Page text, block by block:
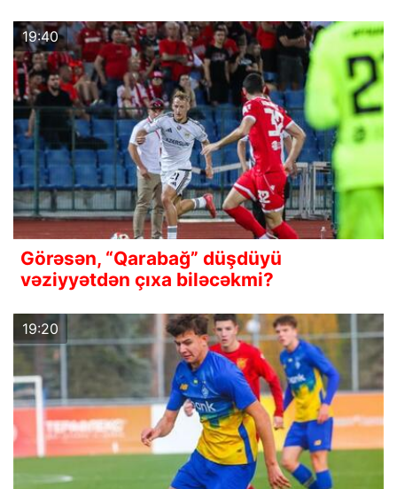
19:40
Görəsən, “Qarabağ” düşdüyü
vəziyyətdən çıxa biləcəkmi?
19:20